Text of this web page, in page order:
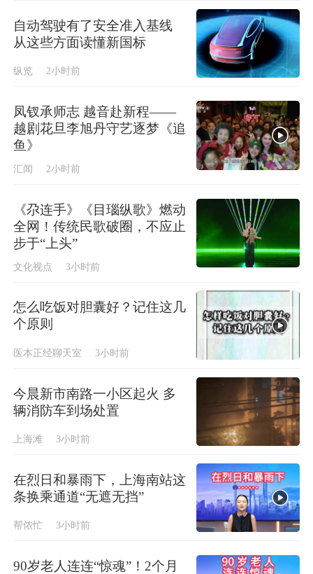
自动驾驶有了安全准入基线
从这些方面读懂新国标
纵览 2小时前
凤钗承师志 越音赴新程——
越剧花旦李旭丹守艺逐梦《追
鱼》
汇闻 2小时前
《尕连手》《目瑙纵歌》燃动
全网！传统民歌破圈，不应止
步于“上头”
文化视点 3小时前
怎么吃饭对胆囊好？记住这几
个原则
医本正经聊天室 3小时前
今晨新市南路一小区起火 多
辆消防车到场处置
上海滩 3小时前
在烈日和暴雨下，上海南站这
条换乘通道“无遮无挡”
帮侬忙 3小时前
90岁老人连连“惊魂”！2个月